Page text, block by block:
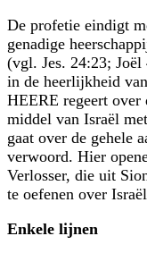
De profetie eindigt
genadige
(vgl. Jes. 24:23;
in de heerlijkheid
HEERE regeert
middel van Israël
gaat over de gehele
verwoord. Hier
Verlosser, die uit
te oefenen over
Enkele lijnen